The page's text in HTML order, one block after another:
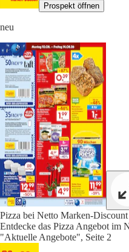
Prospekt öffnen
neu
Pizza bei Netto Marken-
Entdecke das Pizza Angebot im
"Aktuelle Angebote", Seite 2